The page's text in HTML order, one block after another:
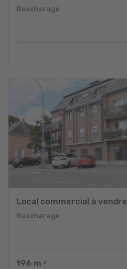
Bascharage
Local commercial à vendre
Bascharage
196 m 2